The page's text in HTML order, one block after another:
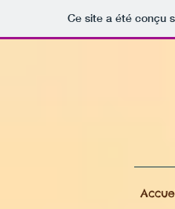
Ce site a été conçu